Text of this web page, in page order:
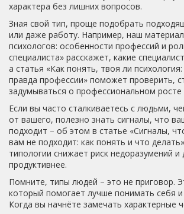
характера без лишних вопросов.
Зная свой тип, проще подобрать
или даже работу. Например, наш
психологов: особенности профессий и
специалиста» расскажет, какие
а статья «Как понять, твоя ли
правда профессии» поможет проверить,
задумываться о профессиональном росте
Если вы часто сталкиваетесь с людьми,
от вашего, полезно знать сигналы, что
подходит – об этом в статье «Сигналы,
вам не подходит: как понять и что
типологии снижает риск недоразумений и
продуктивнее.
Помните, типы людей – это не приговор.
который помогает лучше понимать себя и
Когда вы начнёте замечать характерные